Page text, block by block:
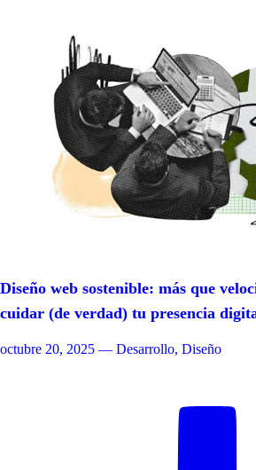
Diseño web sostenible: más que
cuidar (de verdad) tu presencia
octubre 20, 2025 — Desarrollo, Diseño